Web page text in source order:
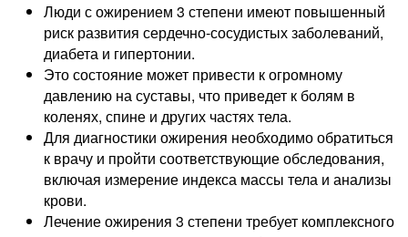
Люди с ожирением 3 степени имеют повышенный
риск развития сердечно-сосудистых заболеваний,
диабета и гипертонии.
Это состояние может привести к огромному
давлению на суставы, что приведет к болям в
коленях, спине и других частях тела.
Для диагностики ожирения необходимо обратиться
к врачу и пройти соответствующие обследования,
включая измерение индекса массы тела и анализы
крови.
Лечение ожирения 3 степени требует комплексного